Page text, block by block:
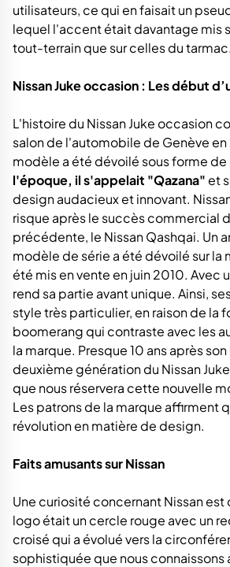
utilisateurs, ce qui en faisait un
lequel l'accent était davantage mis
tout-terrain que sur celles du tarmac.
Nissan Juke occasion : Les début
L'histoire du Nissan Juke occasion
salon de l'automobile de Genève
modèle a été dévoilé sous forme
l'époque, il s'appelait "Qazana"et
design audacieux et innovant.
risque après le succès commercial
précédente, le Nissan Qashqai. Un
modèle de série a été dévoilé sur la
été mis en vente en juin 2010. Avec
rend sa partie avant unique. Ainsi,
style très particulier, en raison de la
boomerang qui contraste avec les
la marque. Presque 10 ans après
deuxième génération du Nissan
que nous réservera cette nouvelle
Les patrons de la marque affirment
révolution en matière de design.
Faits amusants sur Nissan
Une curiosité concernant Nissan est
logo était un cercle rouge avec un
croisé qui a évolué vers la
sophistiquée que nous connaissons